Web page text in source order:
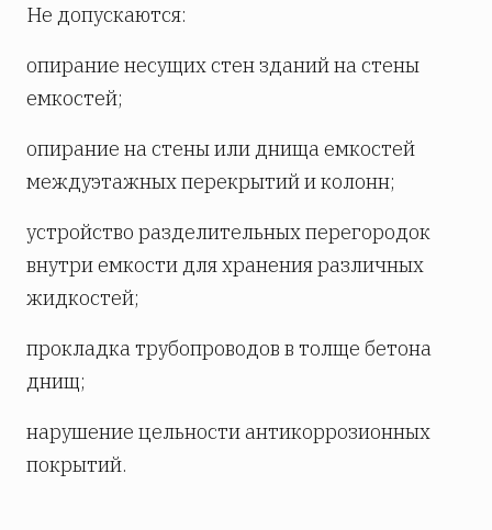
Не допускаются:
опирание несущих стен зданий на стены
емкостей;
опирание на стены или днища емкостей
междуэтажных перекрытий и колонн;
устройство разделительных перегородок
внутри емкости для хранения различных
жидкостей;
прокладка трубопроводов в толще бетона
днищ;
нарушение цельности антикоррозионных
покрытий.